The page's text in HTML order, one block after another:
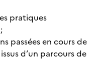
pratiques
passées en cours de
d’un parcours de